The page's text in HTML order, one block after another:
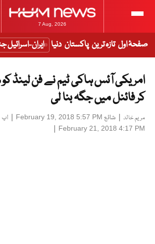
7 Aug, 2026
صفحۂ اول تازہ ترین پاکستان دنیا ایران-
امریکی آئس ہاکی ٹیم نے فن
کر فائنل میں جگہ بنا لی
مریم خالد | شائع February 19, 2018 5:57 PM
|
February 21, 2018 4:17 PM
|